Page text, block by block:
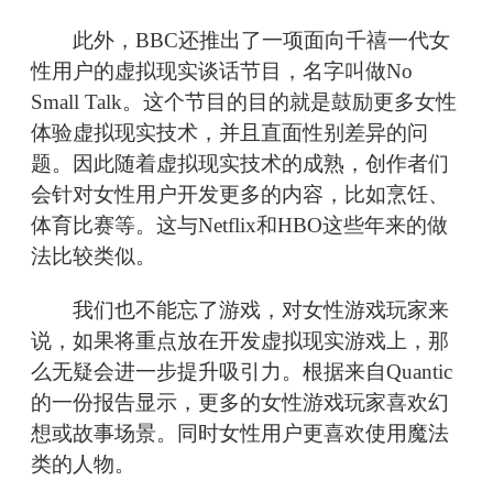
此外，BBC还推出了一项面向千禧一代女
性用户的虚拟现实谈话节目，名字叫做No
Small Talk。这个节目的目的就是鼓励更多女性
体验虚拟现实技术，并且直面性别差异的问
题。因此随着虚拟现实技术的成熟，创作者们
会针对女性用户开发更多的内容，比如烹饪、
体育比赛等。这与Netflix和HBO这些年来的做
法比较类似。
我们也不能忘了游戏，对女性游戏玩家来
说，如果将重点放在开发虚拟现实游戏上，那
么无疑会进一步提升吸引力。根据来自Quantic
的一份报告显示，更多的女性游戏玩家喜欢幻
想或故事场景。同时女性用户更喜欢使用魔法
类的人物。